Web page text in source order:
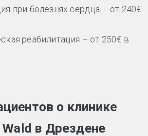
при болезнях сердца – от 240€
реабилитация – от 250€ в
о клинике
в Дрездене